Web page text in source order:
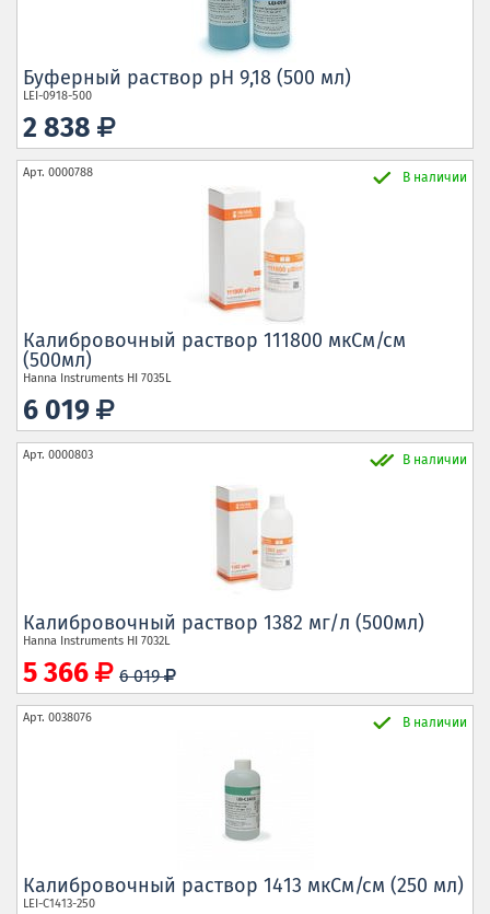
Буферный раствор pH 9,18 (500 мл)
LEI-0918-500
2 838
Арт. 0000788 В наличии
Калибровочный раствор 111800 мкСм/см
(500мл)
Hanna Instruments HI 7035L
6 019
Арт. 0000803 В наличии
Калибровочный раствор 1382 мг/л (500мл)
Hanna Instruments HI 7032L
5 366 6 019
Арт. 0038076 В наличии
Калибровочный раствор 1413 мкСм/см (250 мл)
LEI-C1413-250